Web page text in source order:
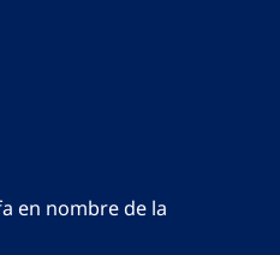
en nombre de la